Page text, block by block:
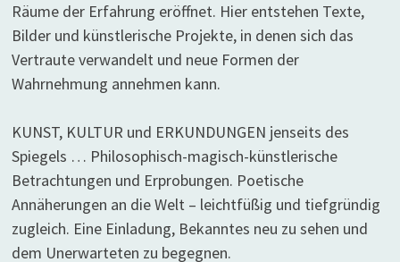
Räume der Erfahrung eröffnet. Hier entstehen Texte,
Bilder und künstlerische Projekte, in denen sich das
Vertraute verwandelt und neue Formen der
Wahrnehmung annehmen kann.
KUNST, KULTUR und ERKUNDUNGEN jenseits des
Spiegels … Philosophisch-magisch-künstlerische
Betrachtungen und Erprobungen. Poetische
Annäherungen an die Welt – leichtfüßig und tiefgründig
zugleich. Eine Einladung, Bekanntes neu zu sehen und
dem Unerwarteten zu begegnen.